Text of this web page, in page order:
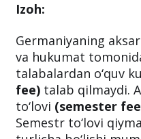
Izoh:
Germaniyaning
va hukumat
talabalardan o‘quv
fee) talab qilmaydi.
to‘lovi (semester
Semestr to‘lovi